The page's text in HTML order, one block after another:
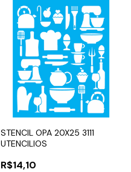
STENCIL OPA 20X25 3111
UTENCILIOS
R$14,10